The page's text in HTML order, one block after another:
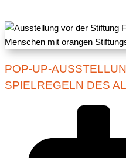
POP-UP-
SPIELREGELN DES